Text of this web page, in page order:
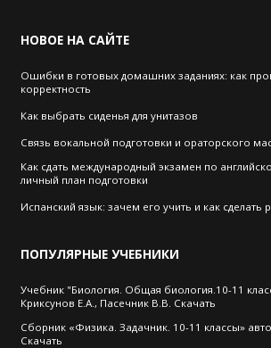
НОВОЕ НА САЙТЕ
Ошибки в готовых домашних заданиях: как
корректность
Как выбрать cиденья для унитазов
Связь вокальной подготовки и ораторского
Как сдать международный экзамен по
личный план подготовки
Испанский язык: зачем его учить и как сделать
ПОПУЛЯРНЫЕ УЧЕБНИКИ
Учебник "Биология. Общая биология.10-11
Криксунов Е.А., Пасечник В.В. Скачать
Сборник «Физика. Задачник. 10-11 классы»
Скачать